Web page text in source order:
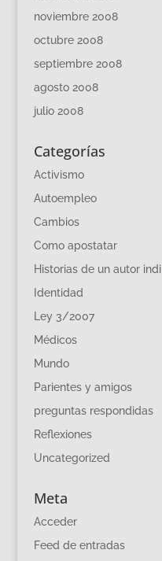
noviembre 2008
octubre 2008
septiembre 2008
agosto 2008
julio 2008
Categorías
Activismo
Autoempleo
Cambios
Como apostatar
Historias de un autor indi
Identidad
Ley 3/2007
Médicos
Mundo
Parientes y amigos
preguntas respondidas
Reflexiones
Uncategorized
Meta
Acceder
Feed de entradas